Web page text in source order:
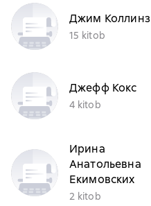
Джим Коллинз
15 kitob
Джефф Кокс
4 kitob
Ирина
Анатольевна
Екимовских
2 kitob